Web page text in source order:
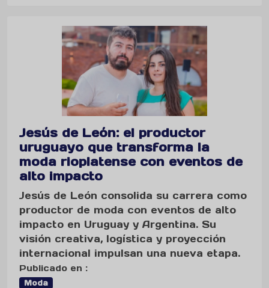
Jesús de León: el productor
uruguayo que transforma la
moda rioplatense con eventos de
alto impacto
Jesús de León consolida su carrera como
productor de moda con eventos de alto
impacto en Uruguay y Argentina. Su
visión creativa, logística y proyección
internacional impulsan una nueva etapa.
Publicado en :
Moda